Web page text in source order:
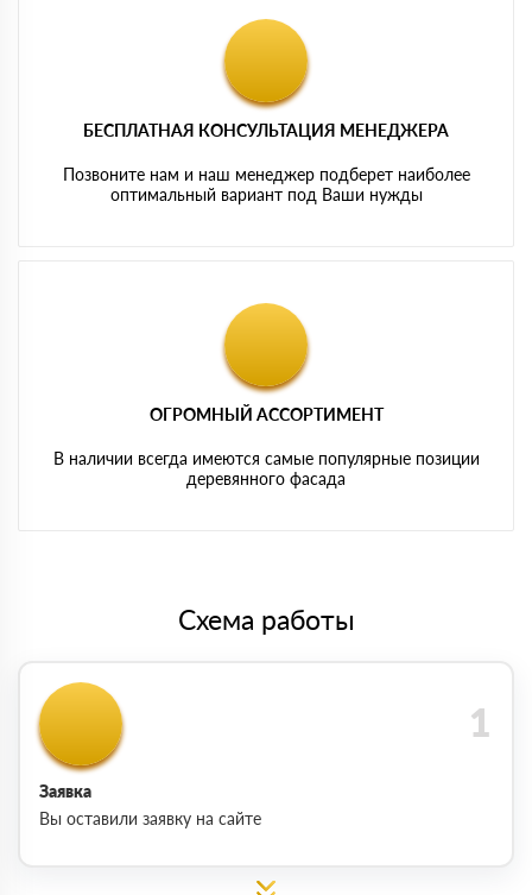
БЕСПЛАТНАЯ КОНСУЛЬТАЦИЯ МЕНЕДЖЕРА
Позвоните нам и наш менеджер подберет наиболее
оптимальный вариант под Ваши нужды
ОГРОМНЫЙ АССОРТИМЕНТ
В наличии всегда имеются самые популярные позиции
деревянного фасада
Схема работы
Заявка
Вы оставили заявку на сайте